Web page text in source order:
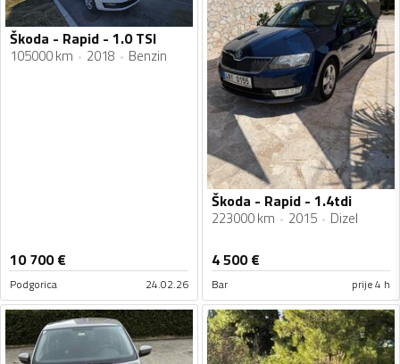
Škoda - Rapid - 1.0 TSI
105000 km 2018 Benzin
10 700€
Podgorica 24.02.26
Škoda - Rapid - 1.4tdi
223000 km 2015 Dizel
4 500€
Bar prije 4 h